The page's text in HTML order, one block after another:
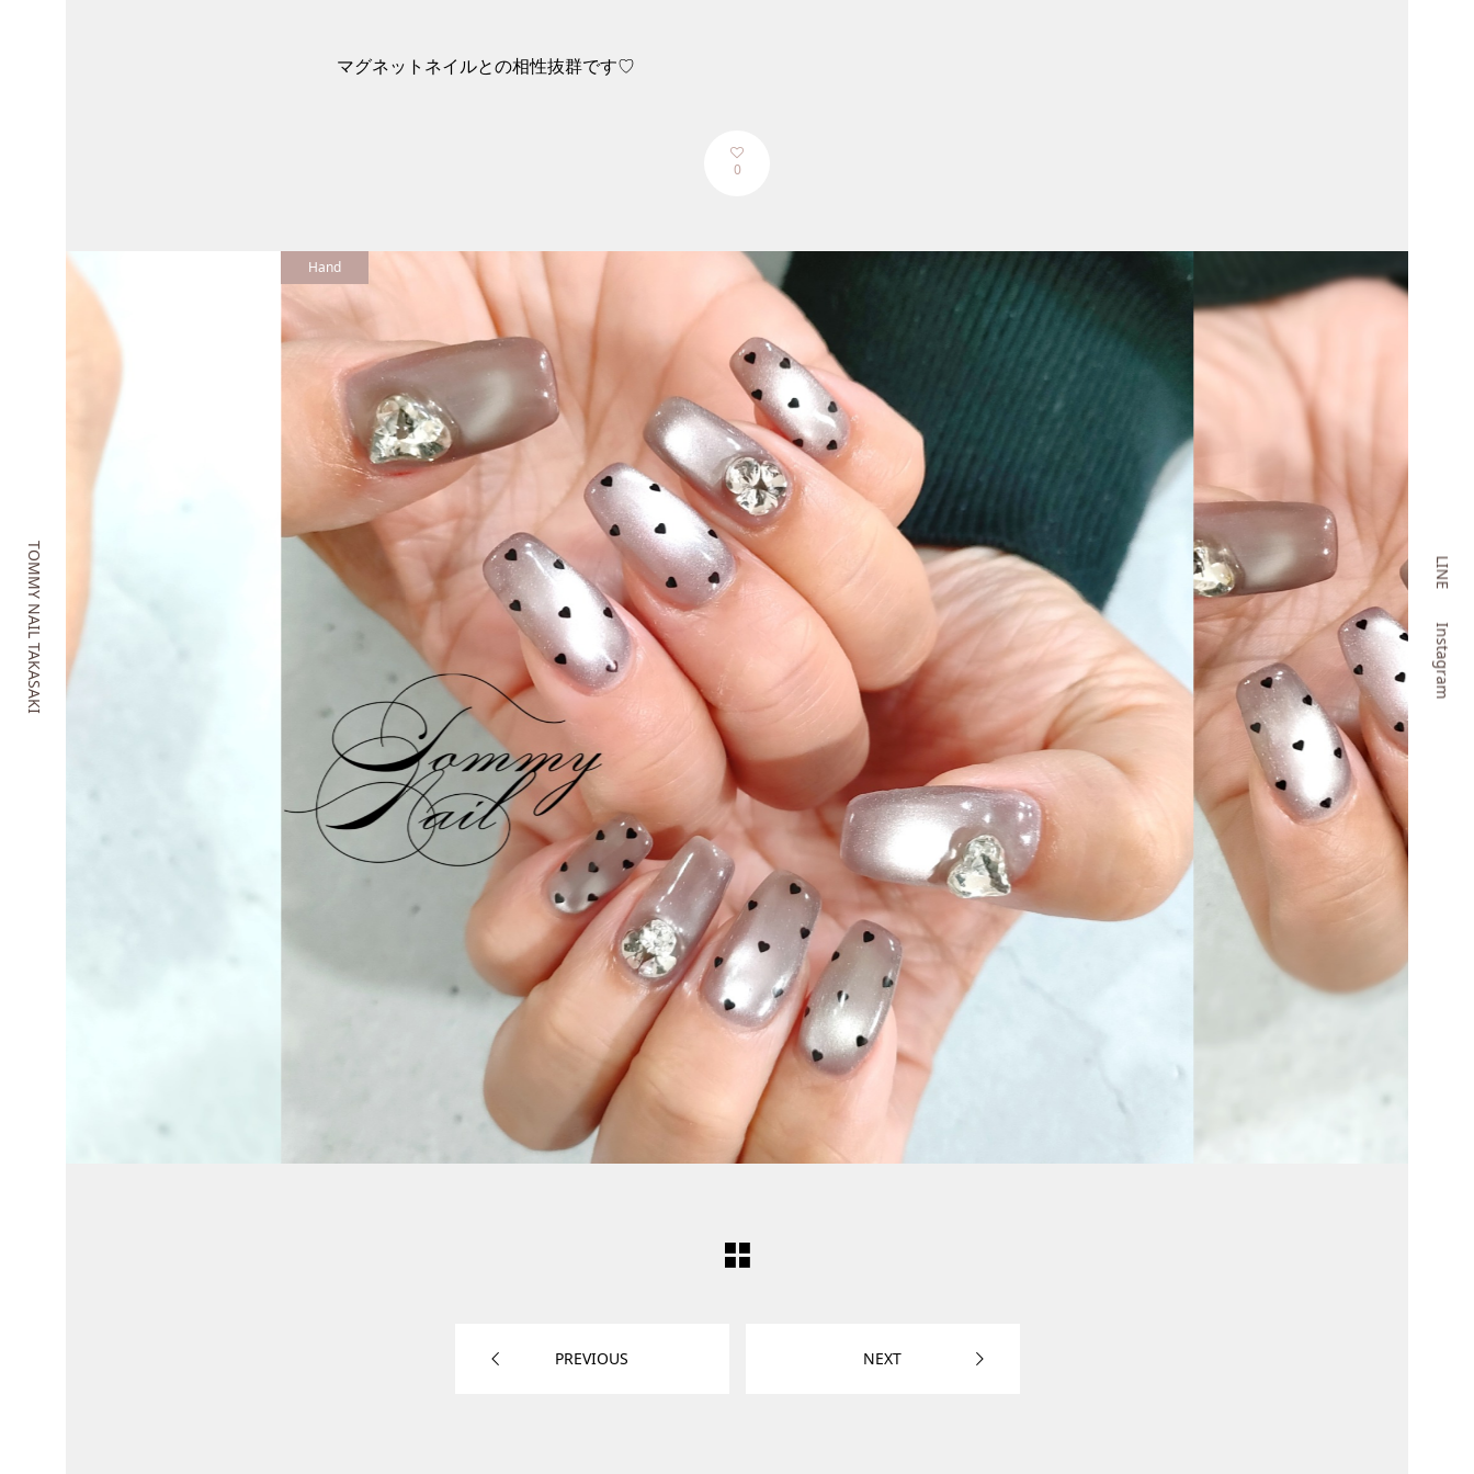
LINE
Instagram
マグネットネイルとの相性抜群です♡
0
Hand
PREVIOUS NEXT